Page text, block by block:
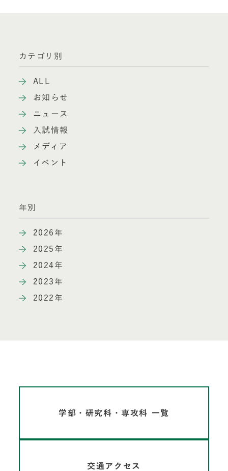
カテゴリ別
ALL
お知らせ
ニュース
入試情報
メディア
イベント
年別
2026年
2025年
2024年
2023年
2022年
学部・研究科・専攻科 一覧
交通アクセス